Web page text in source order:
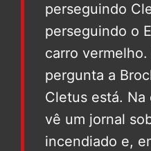
perseguindo
perseguindo o
carro
pergunta a
Cletus está.
vê um jornal
incendiado e,